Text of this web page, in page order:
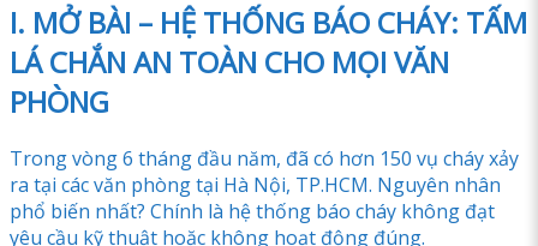
I. MỞ BÀI – HỆ THỐNG BÁO CHÁY: TẤM
LÁ CHẮN AN TOÀN CHO MỌI VĂN
PHÒNG
Trong vòng 6 tháng đầu năm, đã có hơn 150 vụ cháy xảy
ra tại các văn phòng tại Hà Nội, TP.HCM. Nguyên nhân
phổ biến nhất? Chính là hệ thống báo cháy không đạt
yêu cầu kỹ thuật hoặc không hoạt động đúng.